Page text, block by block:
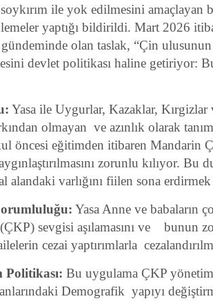
ile yok edilmesini amaçlayan
yaptığı bildirildi. Mart 2026
olan taslak, “Çin
devlet politikası haline getiriyor:
Yasa ile Uygurlar, Kazaklar,
olmayan ve azınlık olarak
öncesi eğitimden itibaren Mandarin
zorunlu kılıyor. Bu
alandaki varlığını fiilen sona
Yasa Anne ve babaların
sevgisi aşılamasını ve bunun
cezai yaptırımlarla
Politikası: Bu uygulama ÇKP
Demografik yapıyı